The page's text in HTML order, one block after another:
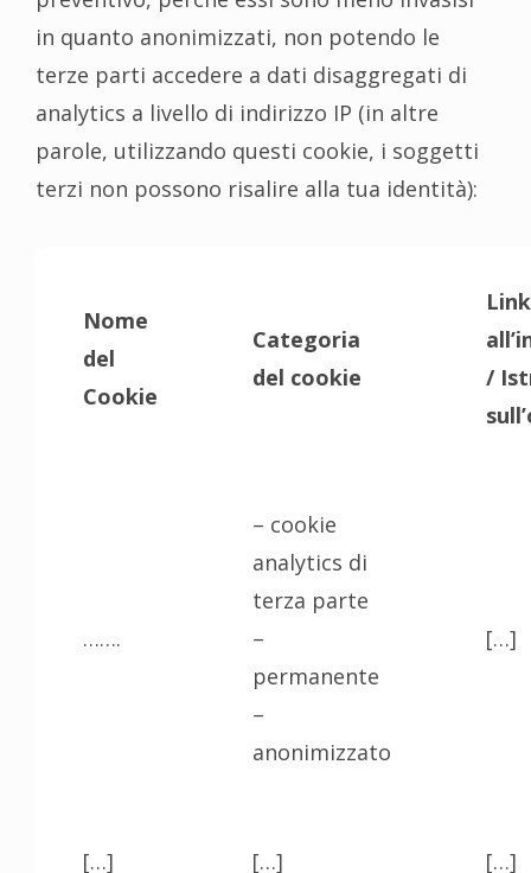
in quanto anonimizzati, non potendo le
terze parti accedere a dati disaggregati di
analytics a livello di indirizzo IP (in altre
parole, utilizzando questi cookie, i soggetti
terzi non possono risalire alla tua identità):
Nome
del
Cookie
Categoria
del cookie
Link
/
…….
– cookie
analytics di
terza parte
–
permanente
–
anonimizzato
[…]
[…] […] […]